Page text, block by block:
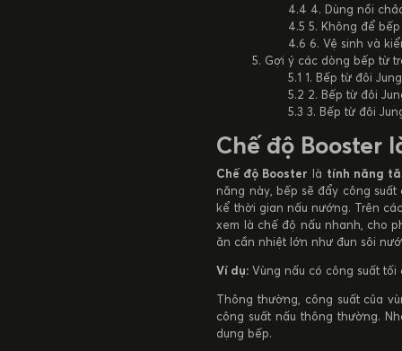
4. Dùng nồi
5. Không để
6. Vệ sinh và
Gợi ý các dòng bếp từ
1. Bếp từ đôi
2. Bếp từ đôi
3. Bếp từ đôi
Chế độ Booster
Chế độ Booster là tính năng
năng này, bếp sẽ đẩy công
kể thời gian nấu nướng. Trên
xem là chế độ nấu nhanh, cho
ăn cần nhiệt lớn như đun sôi
Ví dụ: Vùng nấu có công suất
Thông thường, công suất của
công suất nấu thông thường.
dụng bếp.